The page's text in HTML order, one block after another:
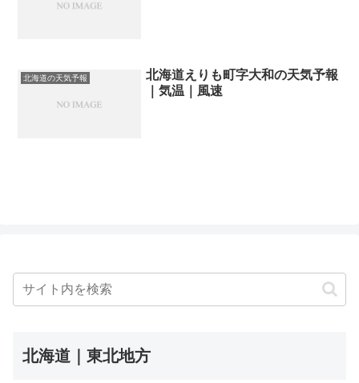
北海道の天気予報
北海道えりも町字大和の天気予報
｜気温｜風速
北海道｜東北地方